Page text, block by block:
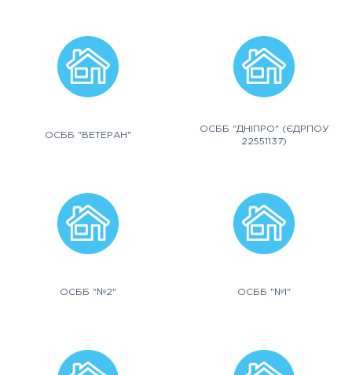
ОСББ "ВЕТЕРАН"
ОСББ "ДНІПРО" (ЄДРПОУ
22551137)
ОСББ "№2" ОСББ "№1"